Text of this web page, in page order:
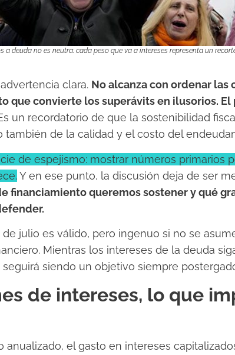
a deuda no es neutra: cada peso que va a intereses representa un
clara. No alcanza con ordenar las
que convierte los superávits en ilusorios. El
un recordatorio de que la sostenibilidad
también de la calidad y el costo del
de espejismo: mostrar números primarios
Y en ese punto, la discusión deja de ser
financiamiento queremos sostener y qué
julio es válido, pero ingenuo si no se
Mientras los intereses de la deuda
siendo un objetivo siempre
de intereses, lo que
anualizado, el gasto en intereses